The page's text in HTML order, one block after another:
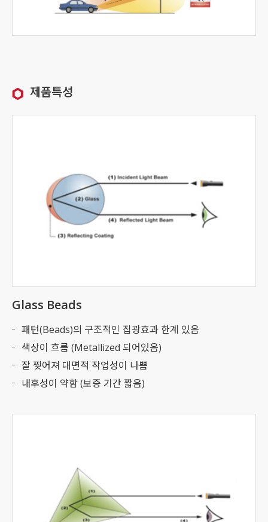
제품특성
Glass Beads
패턴(Beads)의 구조적인 집광효과 한계 있음
색상이 흐름 (Metallized 되어있음)
잘 찢어져 대면적 작업성이 나쁨
내후성이 약함 (보증 기간 짧음)